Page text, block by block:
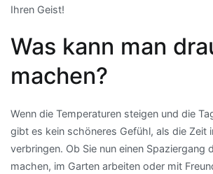
Ihren Geist!
Was kann man
machen?
Wenn die Temperaturen steigen und die
gibt es kein schöneres Gefühl, als die Zeit
verbringen. Ob Sie nun einen Spaziergang
machen, im Garten arbeiten oder mit